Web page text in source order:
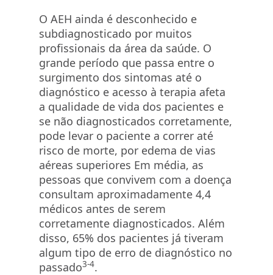
O AEH ainda é desconhecido e
subdiagnosticado por muitos
profissionais da área da saúde. O
grande período que passa entre o
surgimento dos sintomas até o
diagnóstico e acesso à terapia afeta
a qualidade de vida dos pacientes e
se não diagnosticados corretamente,
pode levar o paciente a correr até
risco de morte, por edema de vias
aéreas superiores Em média, as
pessoas que convivem com a doença
consultam aproximadamente 4,4
médicos antes de serem
corretamente diagnosticados. Além
disso, 65% dos pacientes já tiveram
algum tipo de erro de diagnóstico no
passado3-4.